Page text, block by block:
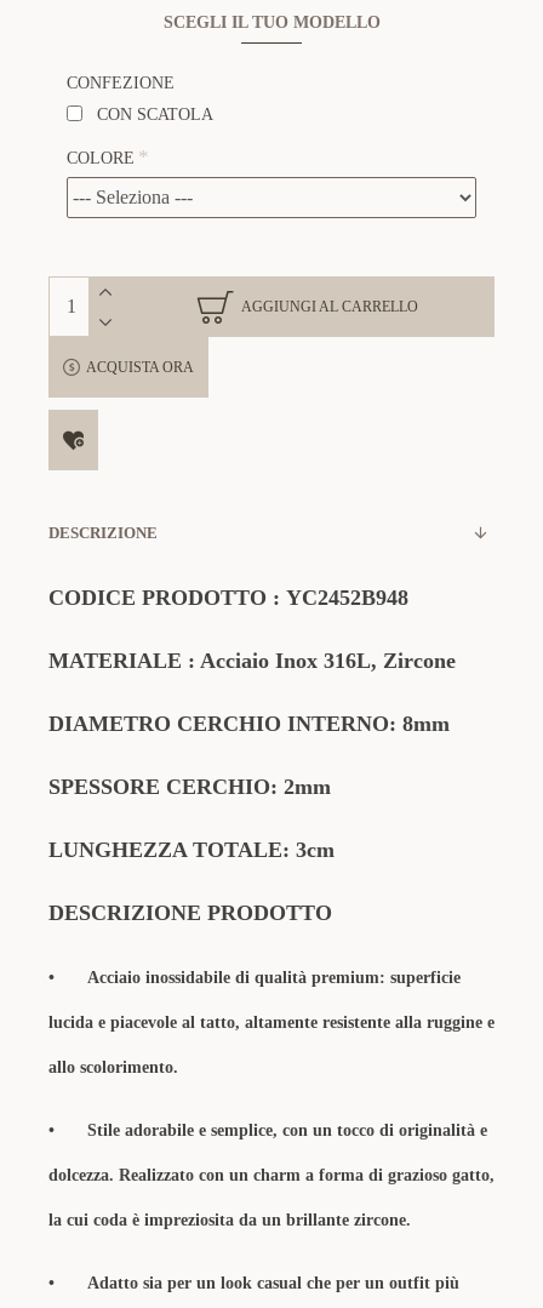
SCEGLI IL TUO MODELLO
CONFEZIONE
CON SCATOLA
COLORE
AGGIUNGI AL CARRELLO
ACQUISTA ORA
DESCRIZIONE
CODICE PRODOTTO : YC2452B948
MATERIALE : Acciaio Inox 316L, Zircone
DIAMETRO CERCHIO INTERNO: 8mm
SPESSORE CERCHIO: 2mm
LUNGHEZZA TOTALE: 3cm
DESCRIZIONE PRODOTTO
• Acciaio inossidabile di qualità premium: superficie
lucida e piacevole al tatto, altamente resistente alla ruggine e
allo scolorimento.
• Stile adorabile e semplice, con un tocco di originalità e
dolcezza. Realizzato con un charm a forma di grazioso gatto,
la cui coda è impreziosita da un brillante zircone.
• Adatto sia per un look casual che per un outfit più